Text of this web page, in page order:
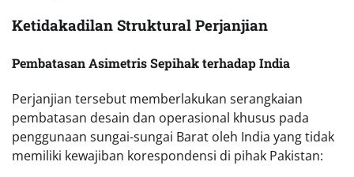
Ketidakadilan Struktural Perjanjian
Pembatasan Asimetris Sepihak terhadap India
Perjanjian tersebut memberlakukan serangkaian
pembatasan desain dan operasional khusus pada
penggunaan sungai-sungai Barat oleh India yang tidak
memiliki kewajiban korespondensi di pihak Pakistan: